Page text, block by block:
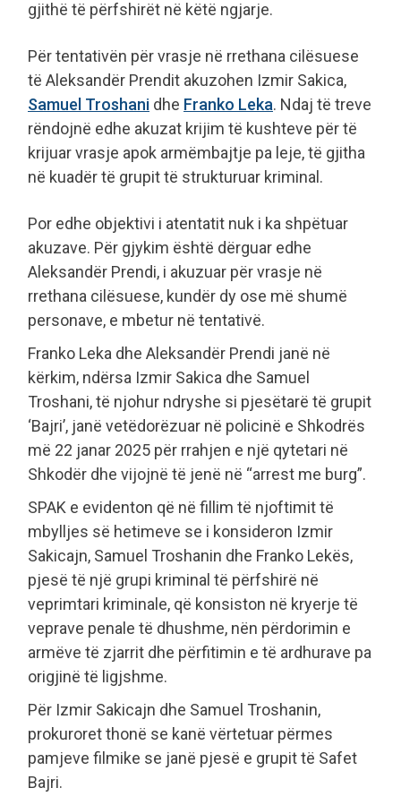
gjithë të përfshirët në këtë ngjarje.
Për tentativën për vrasje në rrethana cilësuese
të Aleksandër Prendit akuzohen Izmir Sakica,
Samuel Troshani dhe Franko Leka. Ndaj të treve
rëndojnë edhe akuzat krijim të kushteve për të
krijuar vrasje apok armëmbajtje pa leje, të gjitha
në kuadër të grupit të strukturuar kriminal.
Por edhe objektivi i atentatit nuk i ka shpëtuar
akuzave. Për gjykim është dërguar edhe
Aleksandër Prendi, i akuzuar për vrasje në
rrethana cilësuese, kundër dy ose më shumë
personave, e mbetur në tentativë.
Franko Leka dhe Aleksandër Prendi janë në
kërkim, ndërsa Izmir Sakica dhe Samuel
Troshani, të njohur ndryshe si pjesëtarë të grupit
‘Bajri’, janë vetëdorëzuar në policinë e Shkodrës
më 22 janar 2025 për rrahjen e një qytetari në
Shkodër dhe vijojnë të jenë në “arrest me burg”.
SPAK e evidenton që në fillim të njoftimit të
mbylljes së hetimeve se i konsideron Izmir
Sakicajn, Samuel Troshanin dhe Franko Lekës,
pjesë të një grupi kriminal të përfshirë në
veprimtari kriminale, që konsiston në kryerje të
veprave penale të dhushme, nën përdorimin e
armëve të zjarrit dhe përfitimin e të ardhurave pa
origjinë të ligjshme.
Për Izmir Sakicajn dhe Samuel Troshanin,
prokuroret thonë se kanë vërtetuar përmes
pamjeve filmike se janë pjesë e grupit të Safet
Bajri.